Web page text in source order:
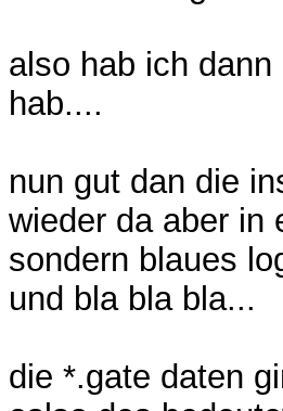
also hab ich
hab....
nun gut dan die
wieder da aber in
sondern blaues
und bla bla bla...
die *.gate daten